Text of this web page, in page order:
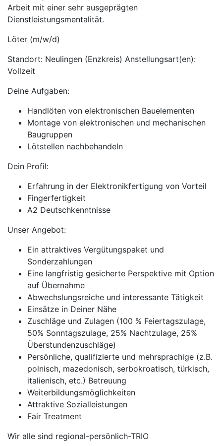
Arbeit mit einer sehr ausgeprägten
Dienstleistungsmentalität.
Löter (m/w/d)
Standort: Neulingen (Enzkreis) Anstellungsart(en):
Vollzeit
Deine Aufgaben:
Handlöten von elektronischen Bauelementen
Montage von elektronischen und mechanischen
Baugruppen
Lötstellen nachbehandeln
Dein Profil:
Erfahrung in der Elektronikfertigung von Vorteil
Fingerfertigkeit
A2 Deutschkenntnisse
Unser Angebot:
Ein attraktives Vergütungspaket und
Sonderzahlungen
Eine langfristig gesicherte Perspektive mit Option
auf Übernahme
Abwechslungsreiche und interessante Tätigkeit
Einsätze in Deiner Nähe
Zuschläge und Zulagen (100 % Feiertagszulage,
50% Sonntagszulage, 25% Nachtzulage, 25%
Überstundenzuschläge)
Persönliche, qualifizierte und mehrsprachige (z.B.
polnisch, mazedonisch, serbokroatisch, türkisch,
italienisch, etc.) Betreuung
Weiterbildungsmöglichkeiten
Attraktive Sozialleistungen
Fair Treatment
Wir alle sind regional-persönlich-TRIO